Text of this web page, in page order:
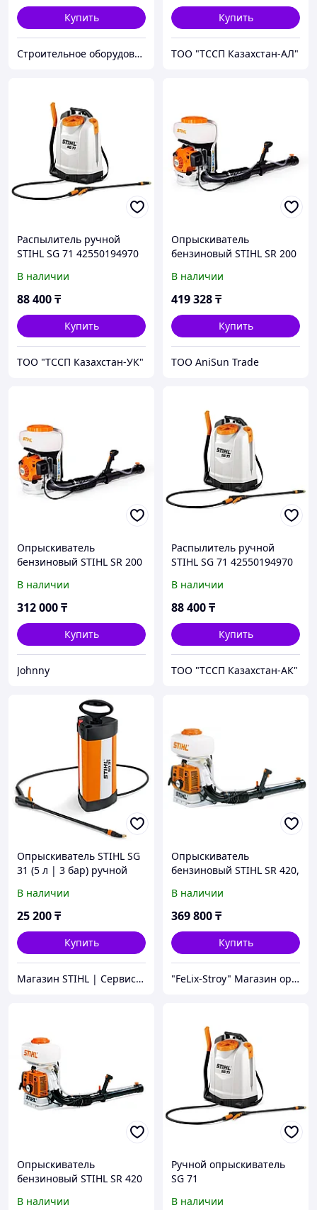
Купить
Строительное оборудование "ElectroKlad"
Купить
ТОО "ТССП Казахстан-АЛ"
Распылитель ручной
STIHL SG 71 42550194970
В наличии
88 400₸
Купить
ТОО "ТССП Казахстан-УК"
Опрыскиватель
бензиновый STIHL SR 200
В наличии
419 328₸
Купить
ТОО AniSun Trade
Опрыскиватель
бензиновый STIHL SR 200
В наличии
312 000₸
Купить
Johnny
Распылитель ручной
STIHL SG 71 42550194970
В наличии
88 400₸
Купить
ТОО "ТССП Казахстан-АК"
Опрыскиватель STIHL SG
31 (5 л | 3 бар) ручной
В наличии
25 200₸
Купить
Магазин STIHL | Сервисный Центр ШТИЛЬ
Опрыскиватель
бензиновый STIHL SR 420,
действия по горизонтали
12 м
В наличии
369 800₸
Купить
"FeLix-Stroy" Магазин оригинального оборудования
Опрыскиватель
бензиновый STIHL SR 420
В наличии
Ручной опрыскиватель
SG 71
В наличии